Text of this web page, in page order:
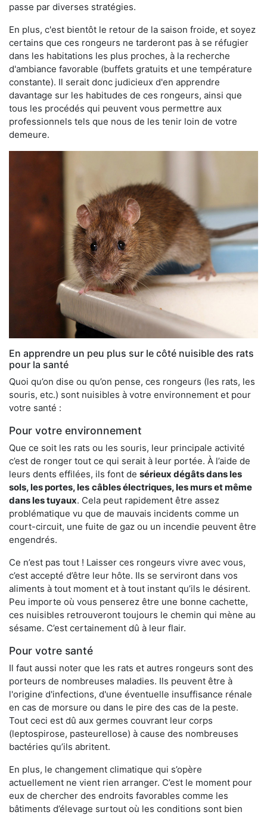
passe par diverses stratégies.
En plus, c'est bientôt le retour de la saison froide, et soyez
certains que ces rongeurs ne tarderont pas à se réfugier
dans les habitations les plus proches, à la recherche
d'ambiance favorable (buffets gratuits et une température
constante). Il serait donc judicieux d'en apprendre
davantage sur les habitudes de ces rongeurs, ainsi que
tous les procédés qui peuvent vous permettre aux
professionnels tels que nous de les tenir loin de votre
demeure.
En apprendre un peu plus sur le côté nuisible des rats
pour la santé
Quoi qu’on dise ou qu’on pense, ces rongeurs (les rats, les
souris, etc.) sont nuisibles à votre environnement et pour
votre santé :
Pour votre environnement
Que ce soit les rats ou les souris, leur principale activité
c’est de ronger tout ce qui serait à leur portée. À l’aide de
leurs dents effilées, ils font de sérieux dégâts dans les
sols, les portes, les câbles électriques, les murs et même
dans les tuyaux. Cela peut rapidement être assez
problématique vu que de mauvais incidents comme un
court-circuit, une fuite de gaz ou un incendie peuvent être
engendrés.
Ce n’est pas tout ! Laisser ces rongeurs vivre avec vous,
c’est accepté d’être leur hôte. Ils se serviront dans vos
aliments à tout moment et à tout instant qu’ils le désirent.
Peu importe où vous penserez être une bonne cachette,
ces nuisibles retrouveront toujours le chemin qui mène au
sésame. C’est certainement dû à leur flair.
Pour votre santé
Il faut aussi noter que les rats et autres rongeurs sont des
porteurs de nombreuses maladies. Ils peuvent être à
l'origine d'infections, d'une éventuelle insuffisance rénale
en cas de morsure ou dans le pire des cas de la peste.
Tout ceci est dû aux germes couvrant leur corps
(leptospirose, pasteurellose) à cause des nombreuses
bactéries qu’ils abritent.
En plus, le changement climatique qui s’opère
actuellement ne vient rien arranger. C’est le moment pour
eux de chercher des endroits favorables comme les
bâtiments d’élevage surtout où les conditions sont bien